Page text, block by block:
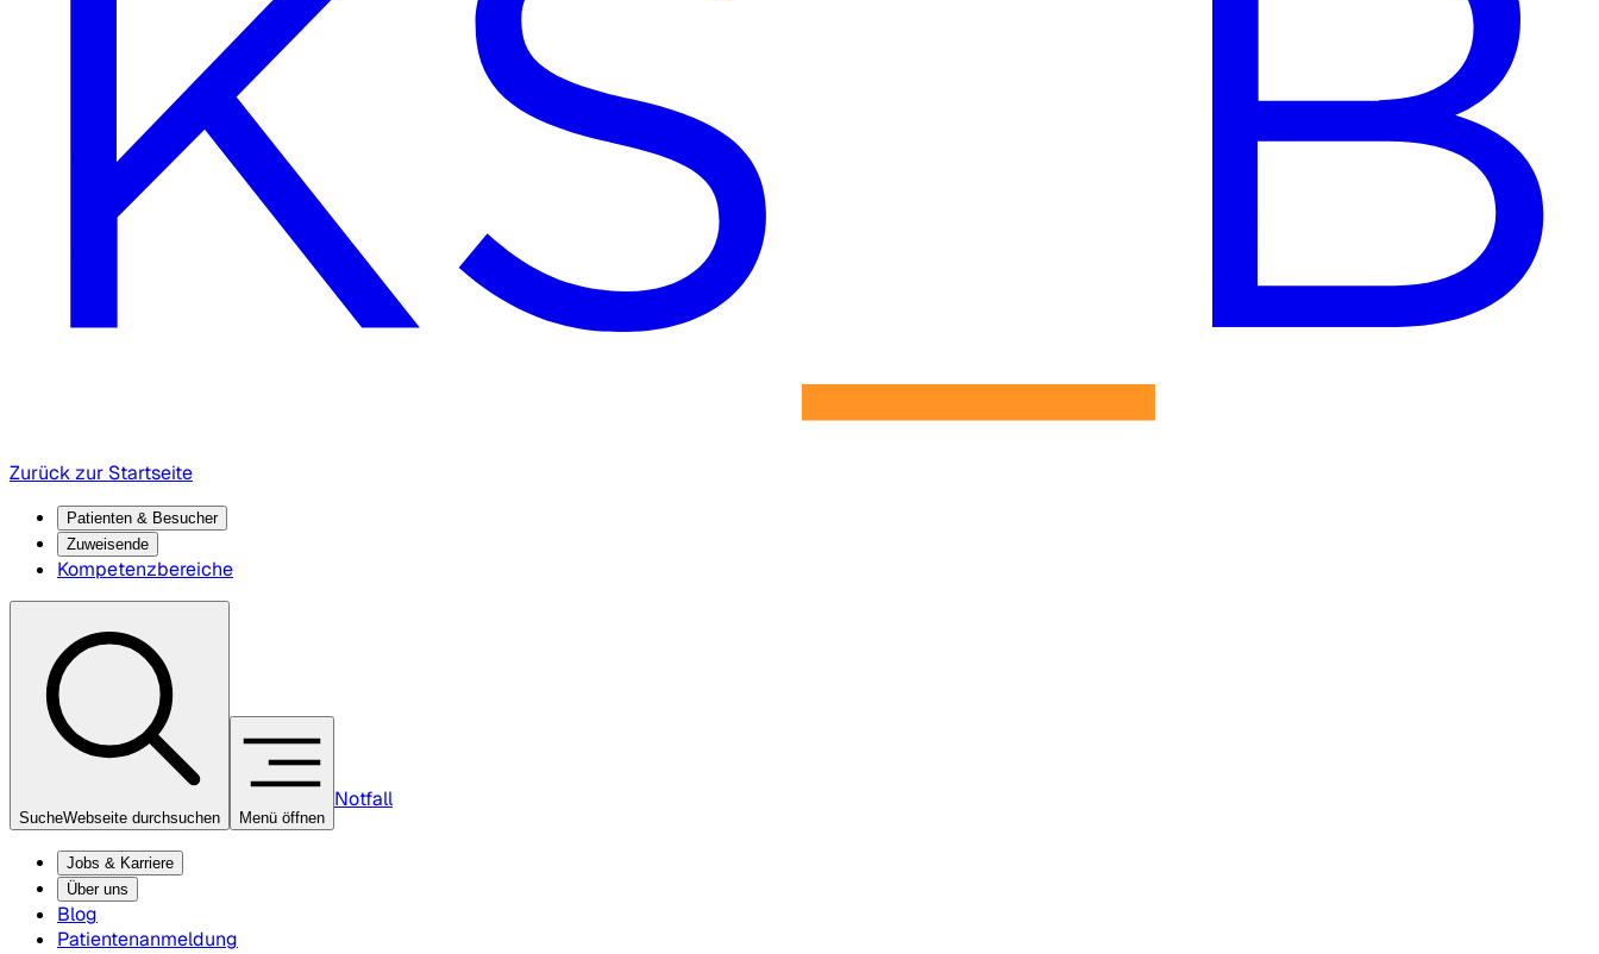
Zurück zur Startseite
Patienten & Besucher
Zuweisende
Kompetenzbereiche
SucheWebseite durchsuchen Menü öffnen
Notfall
Jobs & Karriere
Über uns
Blog
Patientenanmeldung